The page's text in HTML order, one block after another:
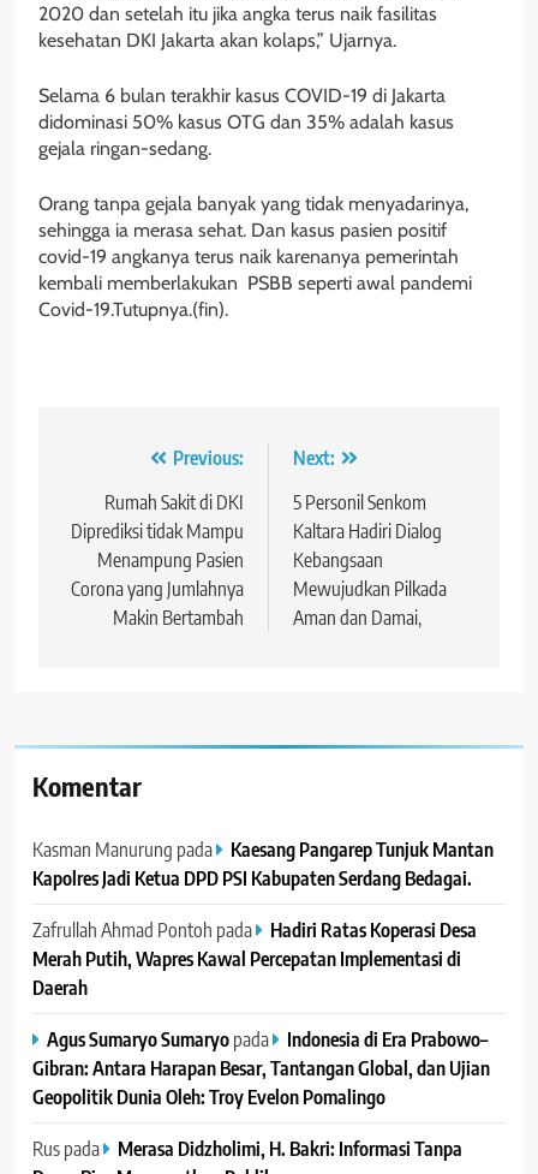
2020 dan setelah itu jika angka terus naik fasilitas
kesehatan DKI Jakarta akan kolaps,” Ujarnya.
Selama 6 bulan terakhir kasus COVID-19 di Jakarta
didominasi 50% kasus OTG dan 35% adalah kasus
gejala ringan-sedang.
Orang tanpa gejala banyak yang tidak menyadarinya,
sehingga ia merasa sehat. Dan kasus pasien positif
covid-19 angkanya terus naik karenanya pemerintah
kembali memberlakukan PSBB seperti awal pandemi
Covid-19.Tutupnya.(fin).
Navigasi Previous:
Rumah Sakit di DKI
Diprediksi tidak Mampu
Menampung Pasien
Corona yang Jumlahnya
Makin Bertambah
Next:
5 Personil Senkom
Kaltara Hadiri Dialog
Kebangsaan
Mewujudkan Pilkada
Aman dan Damai,
Komentar
Kasman Manurung pada
Kaesang Pangarep Tunjuk Mantan
Kapolres Jadi Ketua DPD PSI Kabupaten Serdang Bedagai. ‎ ‎
Zafrullah Ahmad Pontoh pada
Hadiri Ratas Koperasi Desa
Merah Putih, Wapres Kawal Percepatan Implementasi di
Daerah
Agus Sumaryo Sumaryopada
Indonesia di Era Prabowo–
Gibran: Antara Harapan Besar, Tantangan Global, dan Ujian
Geopolitik Dunia Oleh: Troy Evelon Pomalingo
Ruspada
Merasa Didzholimi, H. Bakri: Informasi Tanpa